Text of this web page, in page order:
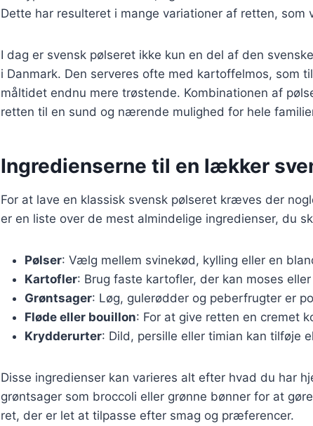
Dette har resulteret i mange variationer af retten, som
I dag er svensk pølseret ikke kun en del af den
i Danmark. Den serveres ofte med kartoffelmos, som
måltidet endnu mere trøstende. Kombinationen af
retten til en sund og nærende mulighed for hele
Ingredienserne til en lækker
For at lave en klassisk svensk pølseret kræves der
er en liste over de mest almindelige ingredienser, du
Pølser: Vælg mellem svinekød, kylling eller en
Kartofler: Brug faste kartofler, der kan moses
Grøntsager: Løg, gulerødder og peberfrugter er
Fløde eller bouillon: For at give retten en cremet
Krydderurter: Dild, persille eller timian kan tilføje
Disse ingredienser kan varieres alt efter hvad du har
grøntsager som broccoli eller grønne bønner for at
ret, der er let at tilpasse efter smag og præferencer.